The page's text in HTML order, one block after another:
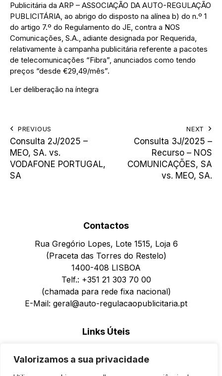
Valorizamos a sua privacidade
Publicitária da ARP – ASSOCIAÇÃO DA AUTO-REGULAÇÃO
PUBLICITÁRIA, ao abrigo do disposto na alínea b) do n.º 1
do artigo 7.º do Regulamento do JE, contra a NOS
Comunicações, S.A., adiante designada por Requerida,
relativamente à campanha publicitária referente a pacotes
de telecomunicações “Fibra”, anunciados como tendo
preços “desde €29,49/mês”.
Ler deliberação na íntegra
PREVIOUS
Consulta 2J/2025 –
MEO, SA. vs.
VODAFONE PORTUGAL,
SA
NEXT
Consulta 3J/2025 –
Recurso – NOS
COMUNICAÇÕES, SA
vs. MEO, SA.
Contactos
Rua Gregório Lopes, Lote 1515, Loja 6
(Praceta das Torres do Restelo)
1400-408 LISBOA
Telf.: +351 21 303 70 00
(chamada para rede fixa nacional)
E-Mail: geral@auto-regulacaopublicitaria.pt
Links Úteis
Política de Cookies
Formulário de Reclamações para Pessoas Singulares